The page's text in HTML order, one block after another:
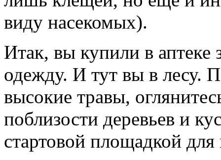
виду насекомых).
Итак, вы купили в аптеке
одежду. И тут вы в лесу.
высокие травы,
поблизости деревьев и
стартовой площадкой